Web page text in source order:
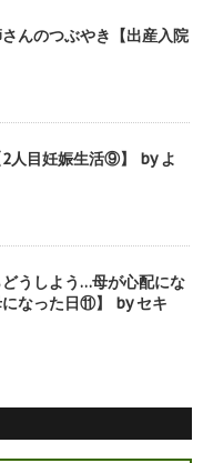
んのつぶやき【出産入院
人目妊娠生活⑨】 by よ
うしよう…母が心配にな
なった日⑪】 by セキ